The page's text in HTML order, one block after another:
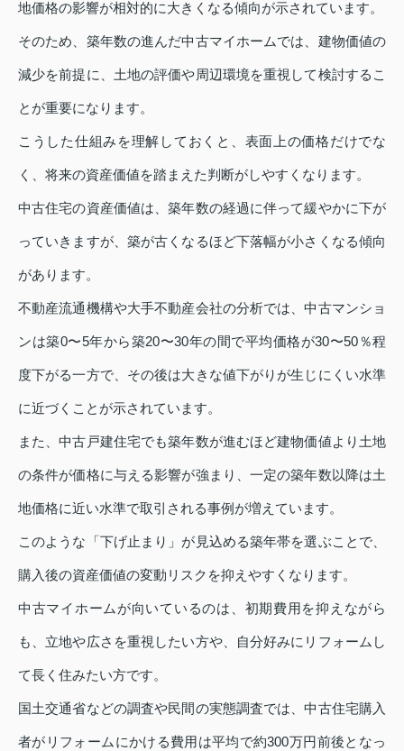
地価格の影響が相対的に大きくなる傾向が示されています。
そのため、築年数の進んだ中古マイホームでは、建物価値の
減少を前提に、土地の評価や周辺環境を重視して検討するこ
とが重要になります。
こうした仕組みを理解しておくと、表面上の価格だけでな
く、将来の資産価値を踏まえた判断がしやすくなります。
中古住宅の資産価値は、築年数の経過に伴って緩やかに下が
っていきますが、築が古くなるほど下落幅が小さくなる傾向
があります。
不動産流通機構や大手不動産会社の分析では、中古マンショ
ンは築0〜5年から築20〜30年の間で平均価格が30〜50％程
度下がる一方で、その後は大きな値下がりが生じにくい水準
に近づくことが示されています。
また、中古戸建住宅でも築年数が進むほど建物価値より土地
の条件が価格に与える影響が強まり、一定の築年数以降は土
地価格に近い水準で取引される事例が増えています。
このような「下げ止まり」が見込める築年帯を選ぶことで、
購入後の資産価値の変動リスクを抑えやすくなります。
中古マイホームが向いているのは、初期費用を抑えながら
も、立地や広さを重視したい方や、自分好みにリフォームし
て長く住みたい方です。
国土交通省などの調査や民間の実態調査では、中古住宅購入
者がリフォームにかける費用は平均で約300万円前後となっ